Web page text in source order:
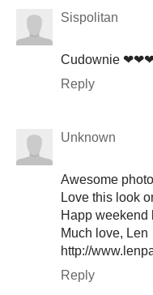
Sispolitan
Cudownie
Reply
Unknown
Awesome
Love this look
Happ weekend
Much love, Len
http://
Reply